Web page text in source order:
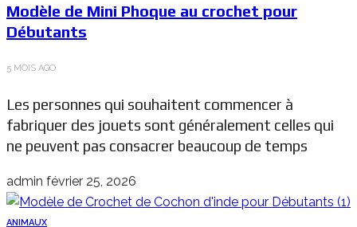
Modèle de Mini Phoque au crochet pour
Débutants
5 MOIS AGO
Les personnes qui souhaitent commencer à
fabriquer des jouets sont généralement celles qui
ne peuvent pas consacrer beaucoup de temps
admin février 25, 2026
ANIMAUX